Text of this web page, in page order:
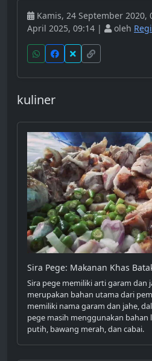
Kamis, 24 September 2020,
April 2025, 09:14 |
oleh
kuliner
Sira Pege: Makanan Khas
Sira pege memiliki arti garam dan
merupakan bahan utama dari
memiliki nama garam dan jahe,
pege masih menggunakan bahan
putih, bawang merah, dan cabai.